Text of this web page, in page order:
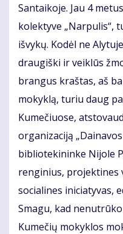
Santaikoje. Jau 4
kolektyve „Narpulis“,
išvykų. Kodėl ne
draugiški ir veiklūs
brangus kraštas, aš
mokyklą, turiu daug
Kumečiuose,
organizaciją
bibliotekininke Nijole
renginius, projektines
socialines iniciatyvas,
Smagu, kad
Kumečių mokyklos